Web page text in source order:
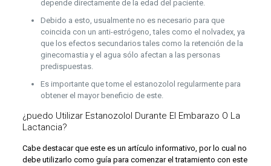
depende directamente de la edad del paciente.
Debido a esto, usualmente no es necesario para que
coincida con un anti-estrógeno, tales como el nolvadex, ya
que los efectos secundarios tales como la retención de la
ginecomastia y el agua sólo afectan a las personas
predispuestas.
Es importante que tome el estanozolol regularmente para
obtener el mayor beneficio de este.
¿puedo Utilizar Estanozolol Durante El Embarazo O La
Lactancia?
Cabe destacar que este es un artículo informativo, por lo cual no
debe utilizarlo como guía para comenzar el tratamiento con este